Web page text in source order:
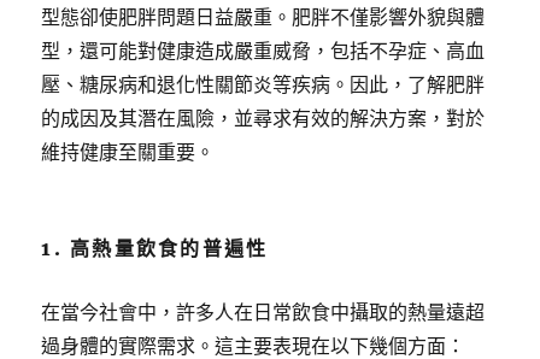
型態卻使肥胖問題日益嚴重。肥胖不僅影響外貌與體
型，還可能對健康造成嚴重威脅，包括不孕症、高血
壓、糖尿病和退化性關節炎等疾病。因此，了解肥胖
的成因及其潛在風險，並尋求有效的解決方案，對於
維持健康至關重要。
1. 高熱量飲食的普遍性
在當今社會中，許多人在日常飲食中攝取的熱量遠超
過身體的實際需求。這主要表現在以下幾個方面：